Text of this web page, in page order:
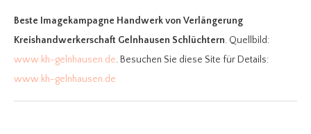
Beste Imagekampagne Handwerkvon Verlängerung
Kreishandwerkerschaft Gelnhausen Schlüchtern. Quellbild:
www.kh-gelnhausen.de. Besuchen Sie diese Site für Details:
www.kh-gelnhausen.de